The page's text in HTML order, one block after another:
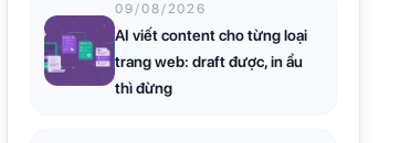
09/08/2026
AI viết content cho từng loại
trang web: draft được, in ẩu
thì đừng